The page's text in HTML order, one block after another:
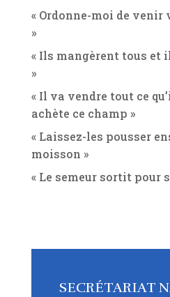
« Ordonne-moi de venir
»
« Ils mangèrent tous et
»
« Il va vendre tout ce
achète ce champ »
« Laissez-les pousser
moisson »
« Le semeur sortit pour
SECRÉTARIAT